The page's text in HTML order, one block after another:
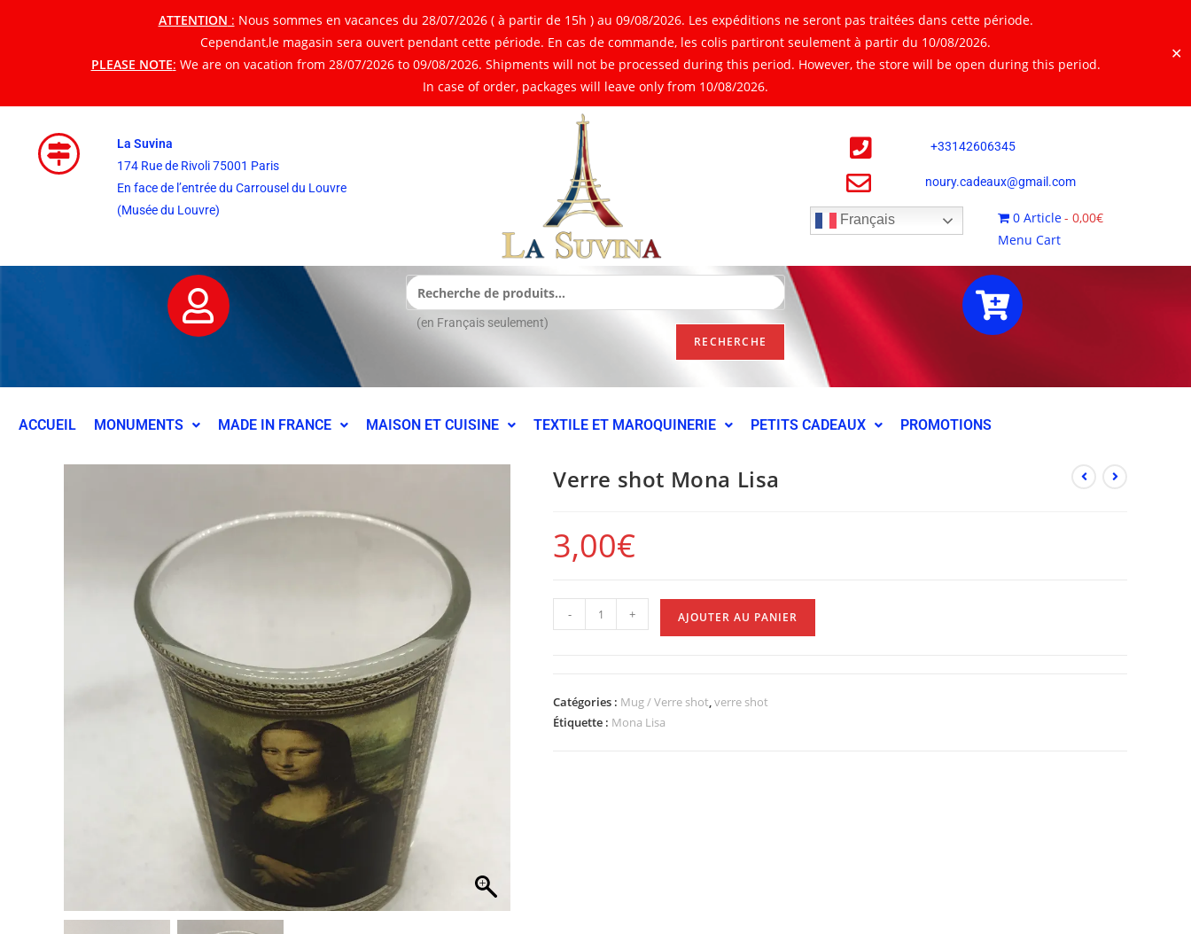
ATTENTION : Nous sommes en vacances du 28/07/2026 ( à partir de 15h ) au 09/08/2026. Les expéditions ne seront pas traitées dans cette période.
Cependant,le magasin sera ouvert pendant cette période. En cas de commande, les colis partiront seulement à partir du 10/08/2026.
PLEASE NOTE: We are on vacation from 28/07/2026 to 09/08/2026. Shipments will not be processed during this period. However, the store will be open during this period.
In case of order, packages will leave only from 10/08/2026.
✕
La Suvina
174 Rue de Rivoli 75001 Paris
En face de l’entrée du Carrousel du Louvre
(Musée du Louvre)
+33142606345
noury.cadeaux@gmail.com
Français 0 Article
0,00€
Menu Cart
RECHERCHE
(en Français seulement)
ACCUEIL MONUMENTS MADE IN FRANCE MAISON ET CUISINE TEXTILE ET MAROQUINERIE PETITS CADEAUX PROMOTIONS
Verre shot Mona Lisa
3,00€
- + AJOUTER AU PANIER
Catégories : Mug / Verre shot,verre shot
Étiquette : Mona Lisa